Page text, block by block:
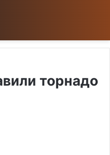
торнадо